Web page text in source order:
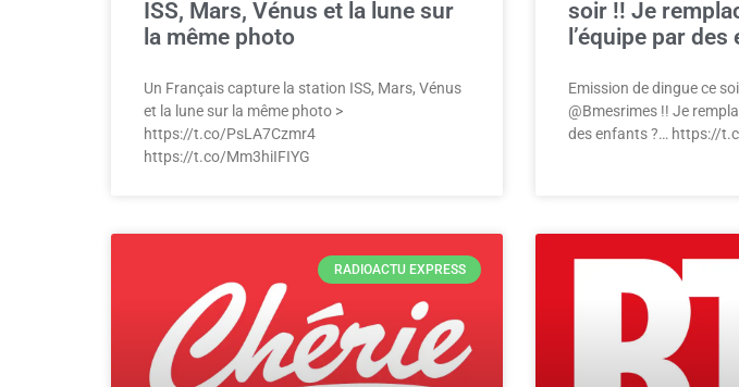
ISS, Mars, Vénus et la lune sur
la même photo
Un Français capture la station ISS, Mars, Vénus
et la lune sur la même photo >
https://t.co/PsLA7Czmr4
https://t.co/Mm3hiIFIYG
soir !! Je
l’équipe par
Emission de dingue ce
@Bmesrimes !! Je
des enfants ?… https://
RADIOACTU EXPRESS